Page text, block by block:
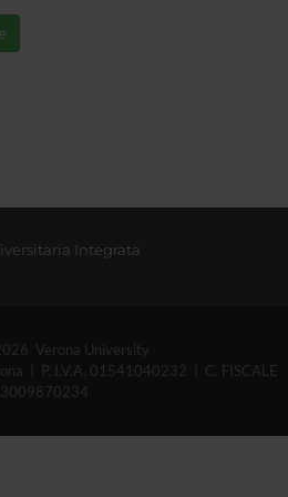
Integrata
Verona University
| P. I.V.A. 01541040232 | C. FISCALE